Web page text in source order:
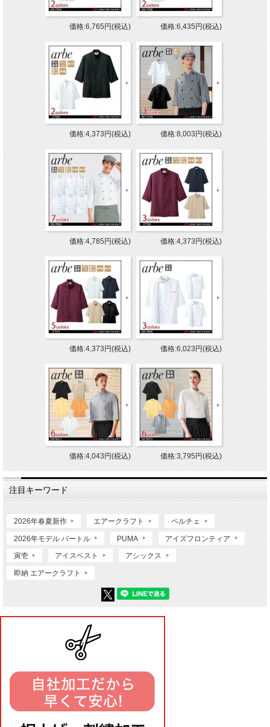
価格:6,765円(税込) 価格:6,435円(税込)
価格:4,373円(税込) 価格:8,003円(税込)
価格:4,785円(税込) 価格:4,373円(税込)
価格:4,373円(税込) 価格:6,023円(税込)
価格:4,043円(税込) 価格:3,795円(税込)
注目キーワード
2026年春夏新作 エアークラフト ペルチェ
2026年モデル バートル PUMA アイズフロンティア
寅壱 アイスベスト アシックス
即納 エアークラフト